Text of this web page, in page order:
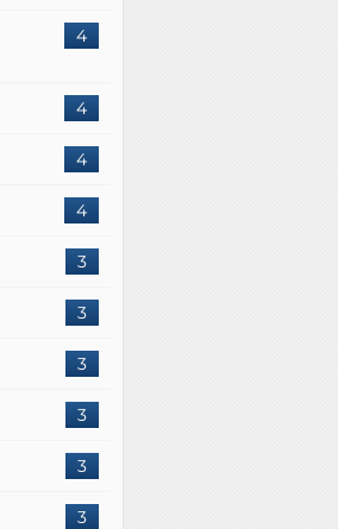
4
4
4
4
3
3
3
3
3
3